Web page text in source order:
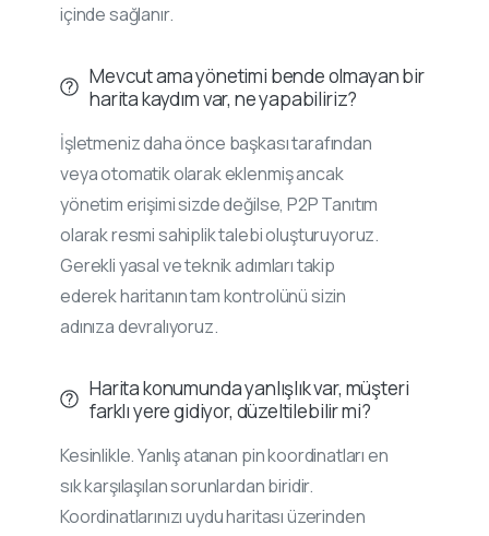
içinde sağlanır.
Mevcut ama yönetimi bende olmayan bir
harita kaydım var, ne yapabiliriz?
İşletmeniz daha önce başkası tarafından
veya otomatik olarak eklenmiş ancak
yönetim erişimi sizde değilse, P2P Tanıtım
olarak resmi sahiplik talebi oluşturuyoruz.
Gerekli yasal ve teknik adımları takip
ederek haritanın tam kontrolünü sizin
adınıza devralıyoruz.
Harita konumunda yanlışlık var, müşteri
farklı yere gidiyor, düzeltilebilir mi?
Kesinlikle. Yanlış atanan pin koordinatları en
sık karşılaşılan sorunlardan biridir.
Koordinatlarınızı uydu haritası üzerinden